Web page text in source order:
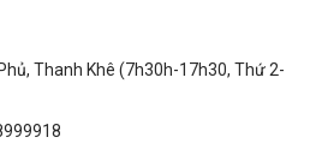
Thanh Khê (7h30h-17h30, Thứ 2-